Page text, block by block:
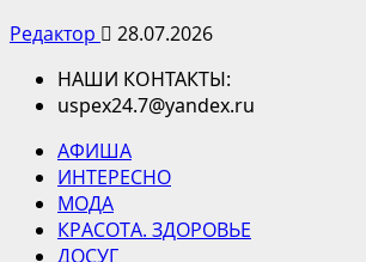
Редактор
28.07.2026
НАШИ КОНТАКТЫ:
uspex24.7@yandex.ru
АФИША
ИНТЕРЕСНО
МОДА
КРАСОТА. ЗДОРОВЬЕ
ДОСУГ